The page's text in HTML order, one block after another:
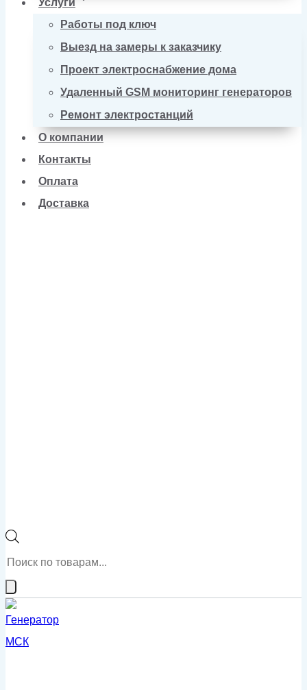
Услуги
Работы под ключ
Выезд на замеры к заказчику
Проект электроснабжение дома
Удаленный GSM мониторинг генераторов
Ремонт электростанций
О компании
Контакты
Оплата
Доставка
Поиск
товаров